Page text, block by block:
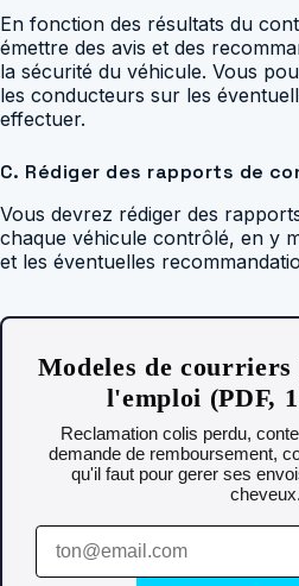
En fonction des résultats du
émettre des avis et des
la sécurité du véhicule. Vous
les conducteurs sur les
effectuer.
C. Rédiger des rapports de
Vous devrez rédiger des
chaque véhicule contrôlé, en y
et les éventuelles
Modeles de
l'emploi (PDF,
Reclamation colis perdu,
demande de remboursement,
qu'il faut pour gerer ses
cheveux.